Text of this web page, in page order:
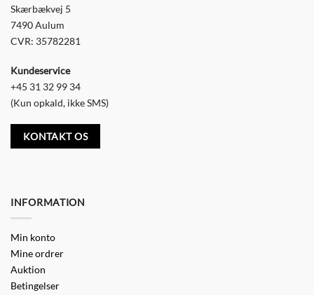
Skærbækvej 5
7490 Aulum
CVR: 35782281
Kundeservice
+45 31 32 99 34
(Kun opkald, ikke SMS)
KONTAKT OS
INFORMATION
Min konto
Mine ordrer
Auktion
Betingelser